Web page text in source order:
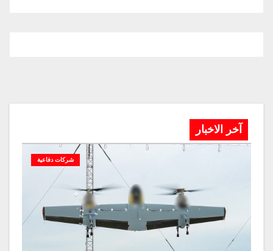
آخر الاخبار
شركات دفاعية